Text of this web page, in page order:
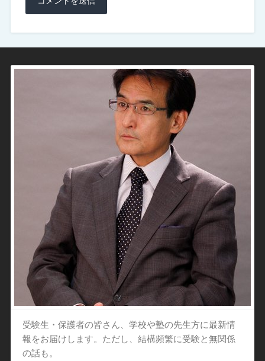
受験生・保護者の皆さん、学校や塾の先生方に最新情
報をお届けします。ただし、結構頻繁に受験と無関係
の話も。